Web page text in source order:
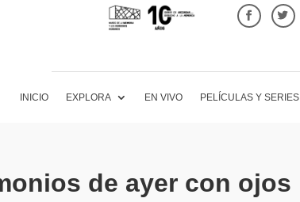
INICIO EXPLORA EN VIVO PELÍCULAS Y SERIES
de ayer con ojos